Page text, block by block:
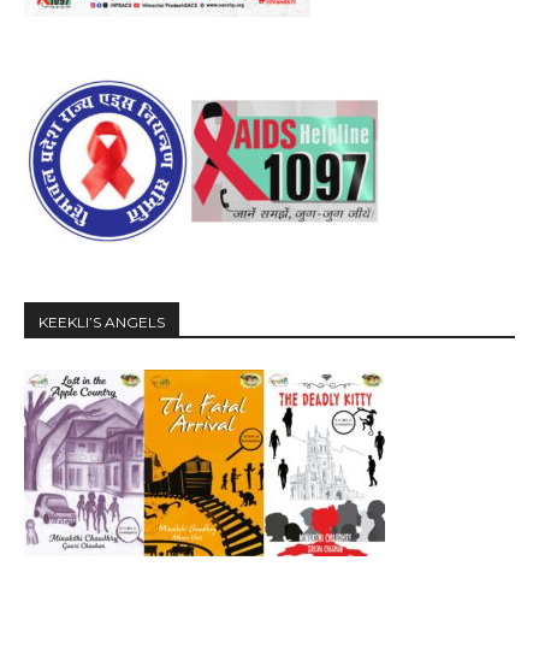
KEEKLI’S ANGELS